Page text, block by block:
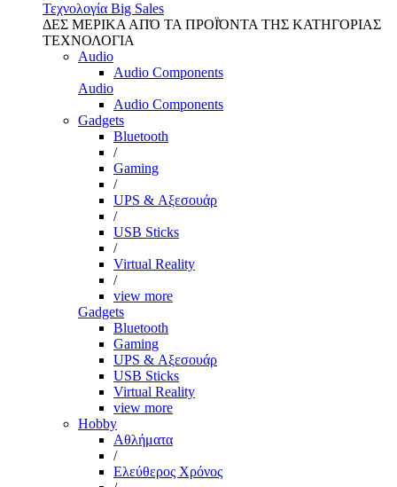
Τεχνολογία Big Sales
ΔΕΣ ΜΕΡΙΚΑ ΑΠΌ ΤΑ ΠΡΟΪΌΝΤΑ ΤΗΣ ΚΑΤΗΓΟΡΙΑΣ
ΤΕΧΝΟΛΟΓΙΑ
Audio
Audio Components
Audio
Audio Components
Gadgets
Bluetooth
/
Gaming
/
UPS & Αξεσουάρ
/
USB Sticks
/
Virtual Reality
/
view more
Gadgets
Bluetooth
Gaming
UPS & Αξεσουάρ
USB Sticks
Virtual Reality
view more
Hobby
Αθλήματα
/
Ελεύθερος Χρόνος